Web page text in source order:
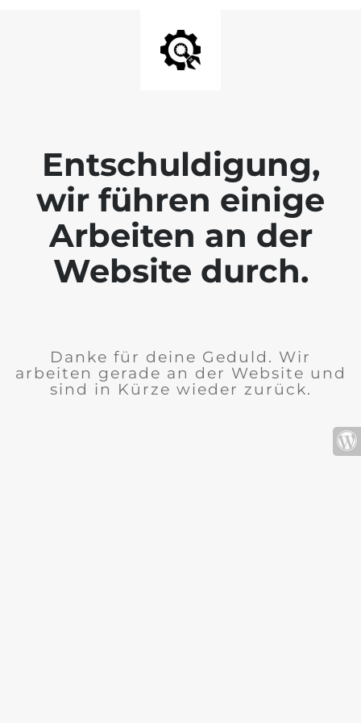
Entschuldigung,
wir führen einige
Arbeiten an der
Website durch.
Danke für deine Geduld. Wir
arbeiten gerade an der Website und
sind in Kürze wieder zurück.